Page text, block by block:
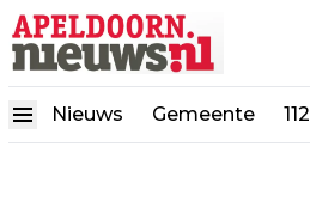
Nieuws Gemeente 112